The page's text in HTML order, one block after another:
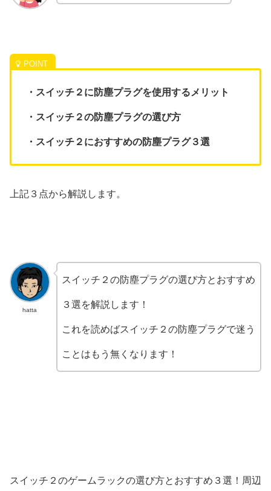
・スイッチ２に防塵プラグを使用するメリット
・スイッチ２の防塵プラグの選び方
・スイッチ２におすすめの防塵プラグ３選
上記３点から解説します。
hatta
スイッチ２の防塵プラグの選び方とおすすめ
３選を解説します！
これを読めばスイッチ２の防塵プラグで迷う
ことはもう無くなります！
スイッチ２のゲームラックの選び方とおすすめ３選！周辺